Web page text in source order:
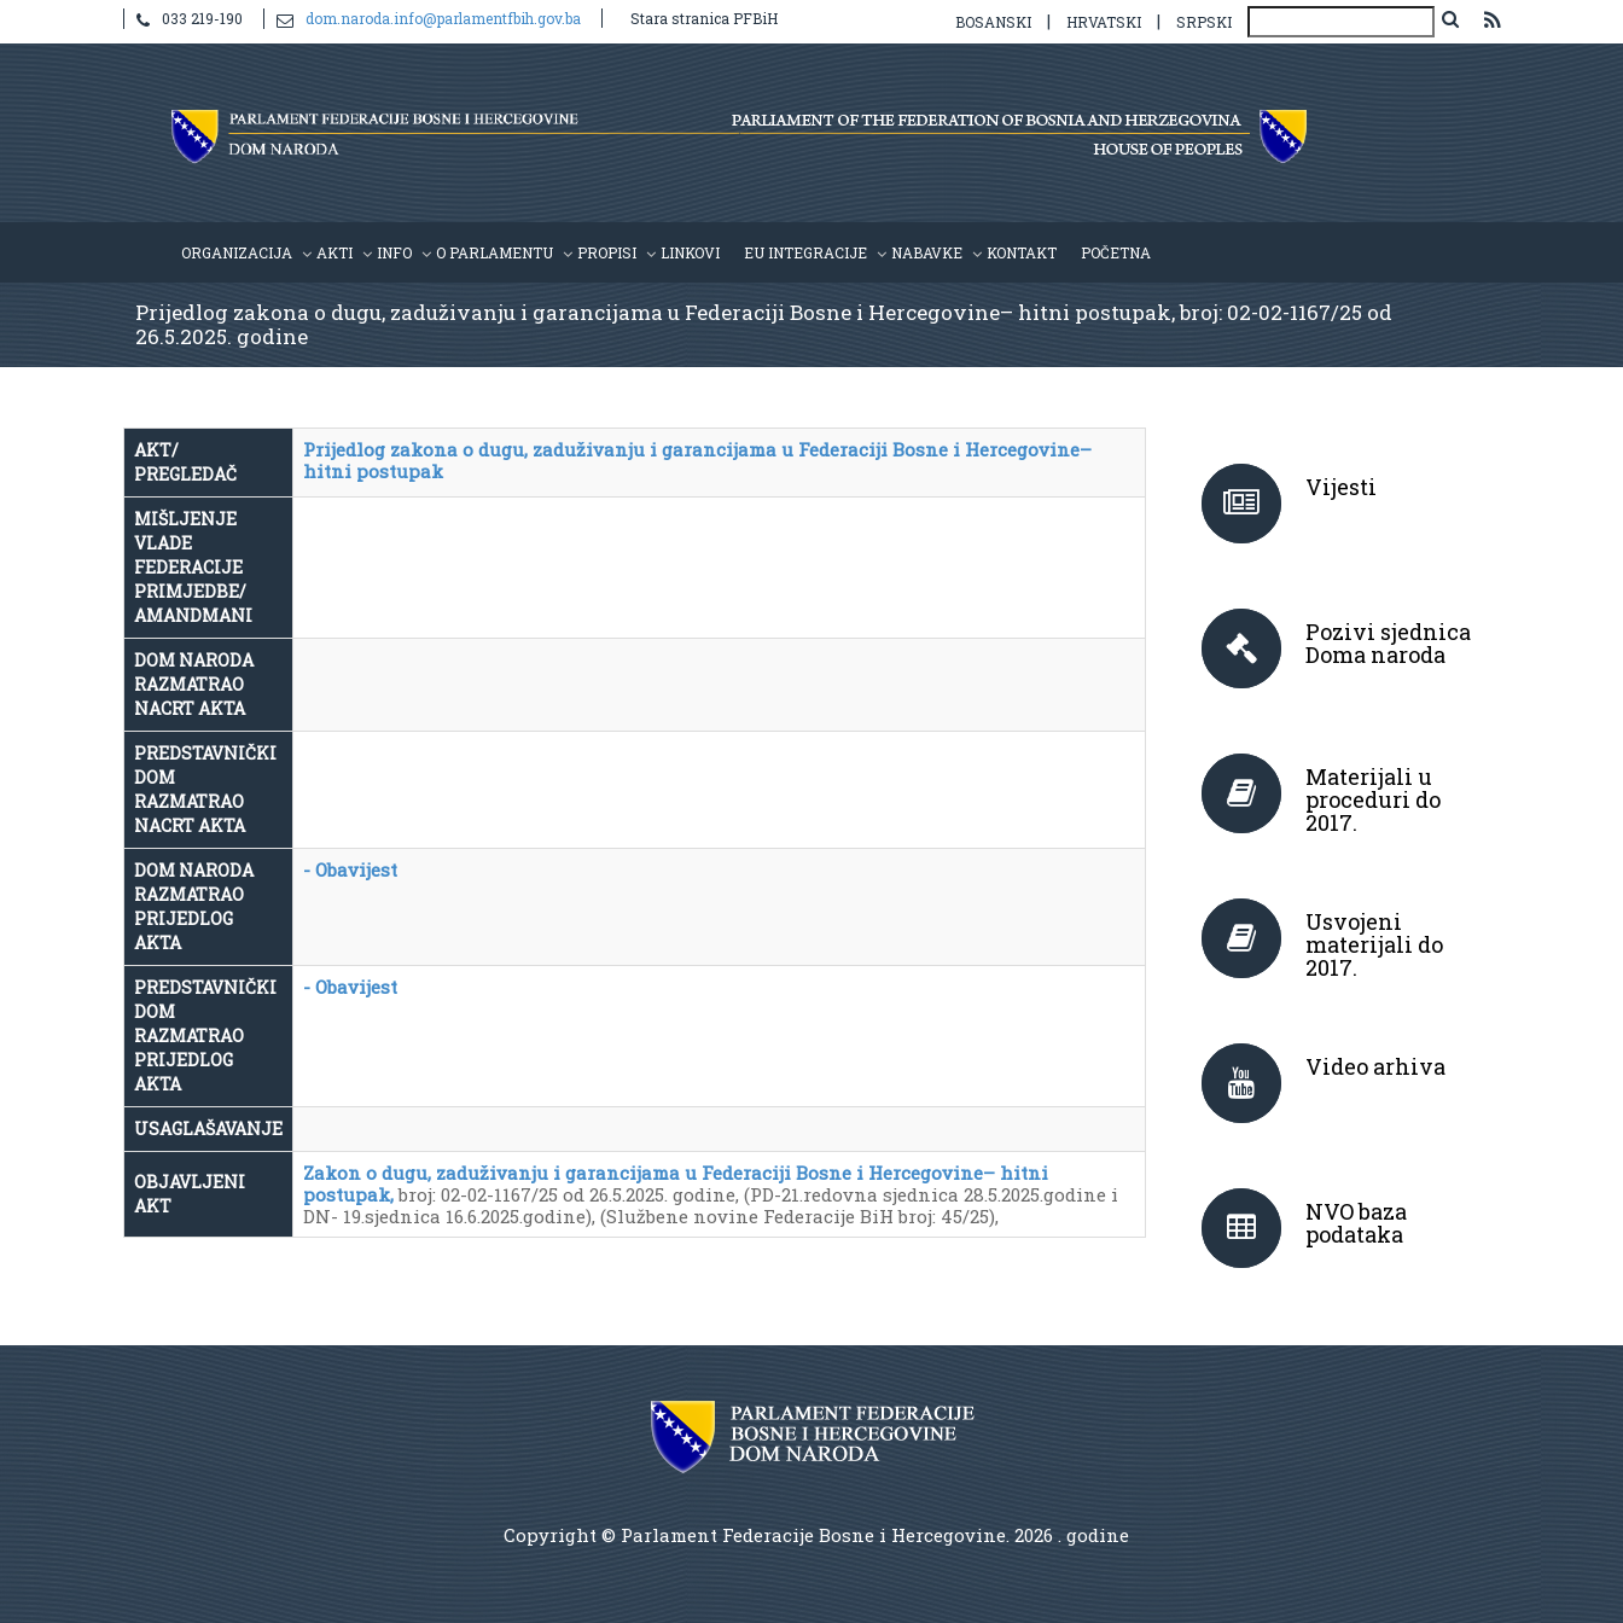
033 219-190 dom.naroda.info@parlamentfbih.gov.ba Stara stranica PFBiH BOSANSKI | HRVATSKI | SRPSKI
ORGANIZACIJA AKTI INFO O PARLAMENTU PROPISI LINKOVI EU INTEGRACIJE NABAVKE KONTAKT POČETNA
Prijedlog zakona o dugu, zaduživanju i garancijama u Federaciji Bosne i Hercegovine– hitni postupak, broj: 02-02-1167/25 od
26.5.2025. godine
AKT/
PREGLEDAČ
Prijedlog zakona o dugu, zaduživanju i garancijama u Federaciji Bosne i Hercegovine–
hitni postupak
MIŠLJENJE
VLADE
FEDERACIJE
PRIMJEDBE/
AMANDMANI
DOM NARODA
RAZMATRAO
NACRT AKTA
PREDSTAVNIČKI
DOM
RAZMATRAO
NACRT AKTA
DOM NARODA
RAZMATRAO
PRIJEDLOG
AKTA
- Obavijest
PREDSTAVNIČKI
DOM
RAZMATRAO
PRIJEDLOG
AKTA
- Obavijest
USAGLAŠAVANJE
OBJAVLJENI
AKT
Zakon o dugu, zaduživanju i garancijama u Federaciji Bosne i Hercegovine– hitni
postupak,broj: 02-02-1167/25 od 26.5.2025. godine, (PD-21.redovna sjednica 28.5.2025.godine i
DN- 19.sjednica 16.6.2025.godine), (Službene novine Federacije BiH broj: 45/25),
Vijesti
Pozivi sjednica
Doma naroda
Materijali u
proceduri do
2017.
Usvojeni
materijali do
2017.
Video arhiva
NVO baza
podataka
Copyright © Parlament Federacije Bosne i Hercegovine. 2026 . godine